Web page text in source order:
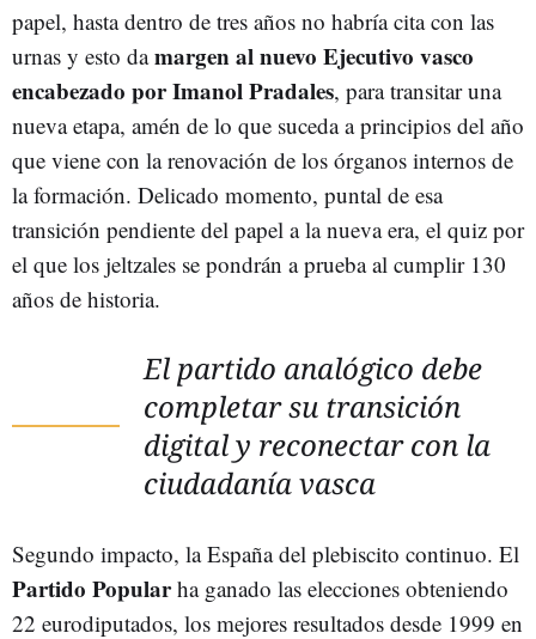
papel, hasta dentro de tres años no habría cita con las
urnas y esto damargen al nuevo Ejecutivo vasco
encabezado por Imanol Pradales, para transitar una
nueva etapa, amén de lo que suceda a principios del año
que viene con la renovación de los órganos internos de
la formación. Delicado momento, puntal de esa
transición pendiente del papel a la nueva era, el quiz por
el que los jeltzales se pondrán a prueba al cumplir 130
años de historia.
El partido analógico debe
completar su transición
digital y reconectar con la
ciudadanía vasca
Segundo impacto, la España del plebiscito continuo. El
Partido Popularha ganado las elecciones obteniendo
22 eurodiputados, los mejores resultados desde 1999 en